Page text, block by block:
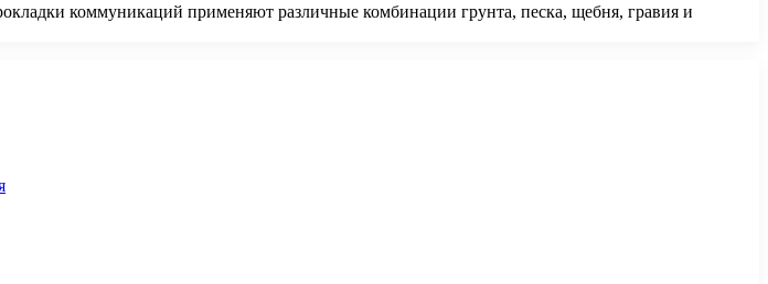
коммуникаций применяют различные комбинации грунта, песка, щебня, гравия и